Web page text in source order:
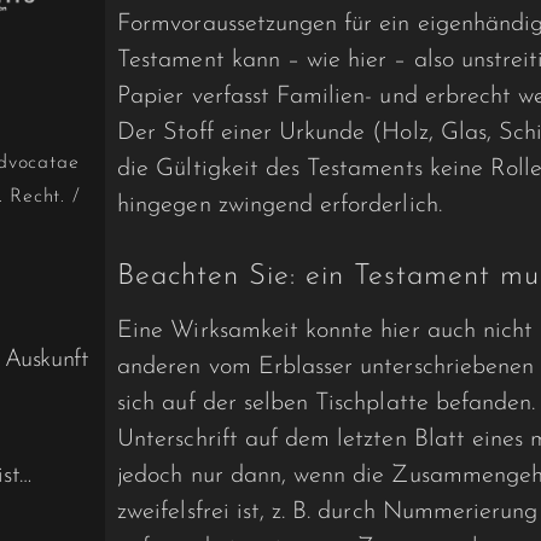
/
Formvoraussetzungen für ein
Testament kann – wie hier – also
Papier verfasst Familien- und erbrecht
Der Stoff einer Urkunde (Holz, Glas,
die Gültigkeit des Testaments keine
hingegen zwingend erforderlich.
Beachten Sie: ein Testament
Eine Wirksamkeit konnte hier auch
anderen vom Erblasser
sich auf der­ selben Tischplatte
Unterschrift auf dem letzten Blatt eines
jedoch nur dann, wenn die
zweifelsfrei ist, z. B. durch